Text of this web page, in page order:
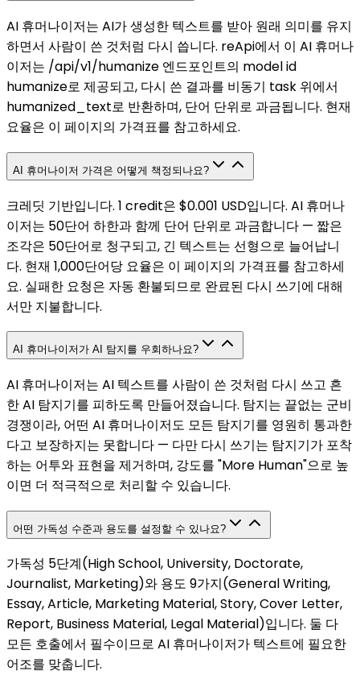
AI 휴머나이저는 AI가 생성한 텍스트를 받아 원래 의미를 유지
하면서 사람이 쓴 것처럼 다시 씁니다. reApi에서 이 AI 휴머나
이저는 /api/v1/humanize 엔드포인트의 model id
humanize로 제공되고, 다시 쓴 결과를 비동기 task 위에서
humanized_text로 반환하며, 단어 단위로 과금됩니다. 현재
요율은 이 페이지의 가격표를 참고하세요.
AI 휴머나이저 가격은 어떻게 책정되나요?
크레딧 기반입니다. 1 credit은 $0.001 USD입니다. AI 휴머나
이저는 50단어 하한과 함께 단어 단위로 과금합니다 — 짧은
조각은 50단어로 청구되고, 긴 텍스트는 선형으로 늘어납니
다. 현재 1,000단어당 요율은 이 페이지의 가격표를 참고하세
요. 실패한 요청은 자동 환불되므로 완료된 다시 쓰기에 대해
서만 지불합니다.
AI 휴머나이저가 AI 탐지를 우회하나요?
AI 휴머나이저는 AI 텍스트를 사람이 쓴 것처럼 다시 쓰고 흔
한 AI 탐지기를 피하도록 만들어졌습니다. 탐지는 끝없는 군비
경쟁이라, 어떤 AI 휴머나이저도 모든 탐지기를 영원히 통과한
다고 보장하지는 못합니다 — 다만 다시 쓰기는 탐지기가 포착
하는 어투와 표현을 제거하며, 강도를 "More Human"으로 높
이면 더 적극적으로 처리할 수 있습니다.
어떤 가독성 수준과 용도를 설정할 수 있나요?
가독성 5단계(High School, University, Doctorate,
Journalist, Marketing)와 용도 9가지(General Writing,
Essay, Article, Marketing Material, Story, Cover Letter,
Report, Business Material, Legal Material)입니다. 둘 다
모든 호출에서 필수이므로 AI 휴머나이저가 텍스트에 필요한
어조를 맞춥니다.